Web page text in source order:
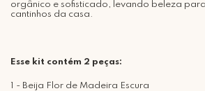
orgânico e sofisticado, levando beleza
cantinhos da casa.
Esse kit contém 2 peças:
1 - Beija Flor de Madeira Escura